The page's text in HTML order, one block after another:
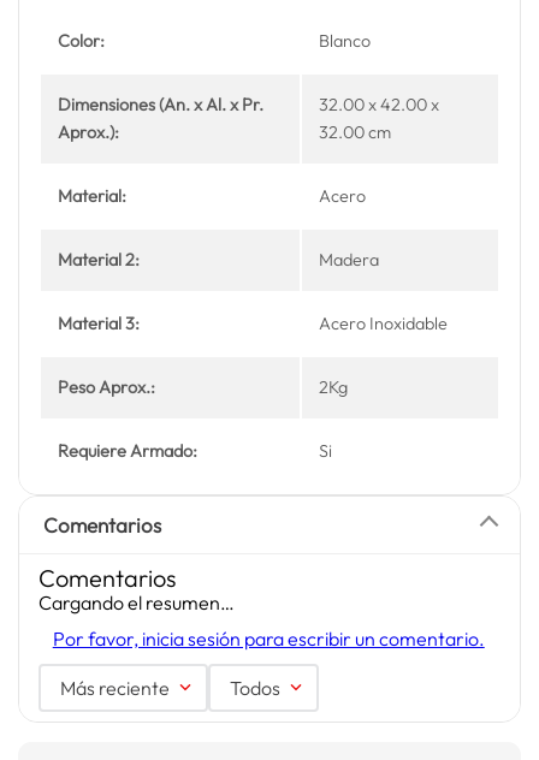
Color: Blanco
Dimensiones (An. x Al. x Pr.
Aprox.):
32.00 x 42.00 x
32.00 cm
Material: Acero
Material 2: Madera
Material 3: Acero Inoxidable
Peso Aprox.: 2Kg
Requiere Armado: Si
Comentarios
Comentarios
Cargando el resumen…
Por favor, inicia sesión para escribir un comentario.
Más reciente Todos